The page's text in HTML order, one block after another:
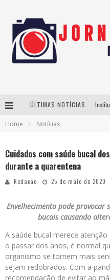
ÚLTIMAS NOTÍCIAS
Home Notícias
Cuidados com saúde bucal
durante a quarentena
Redacao 25 de maio de 2020
Envelhecimento pode provocar
bucais causando
A saúde bucal merece
o passar dos anos, é normal
organismo se tornem mais
sejam redobrados. Com a
recomendação de evitar ao